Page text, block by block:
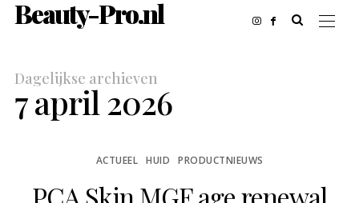
Beauty-Pro.nl
Dagelijkse archieven
7 april 2026
ACTUEEL HUID PRODUCTNIEUWS